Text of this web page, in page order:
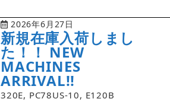
2026年6月27日
新規在庫入荷しまし
た！！ NEW
MACHINES
ARRIVAL!!
320E, PC78US-10, E120B